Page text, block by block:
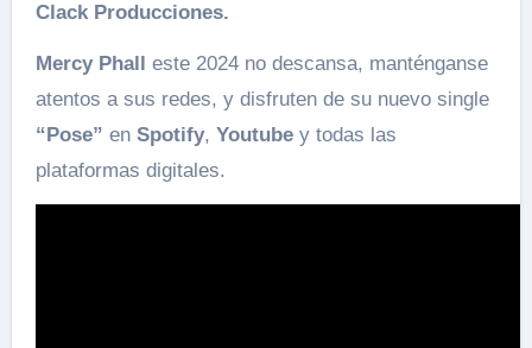
Clack Producciones.
Mercy Phall este 2024 no descansa, manténganse
atentos a sus redes, y disfruten de su nuevo single
“Pose” enSpotify, Youtubey todas las
plataformas digitales.